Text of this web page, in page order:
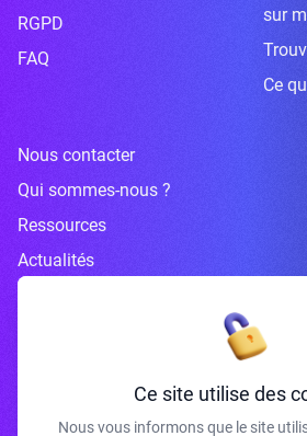
RGPD
FAQ
sur
Ce
Nous contacter
Qui sommes-nous ?
Ressources
Actualités
Inscrivez-vous à la
Ce site utilise des
Nous vous informons que le site